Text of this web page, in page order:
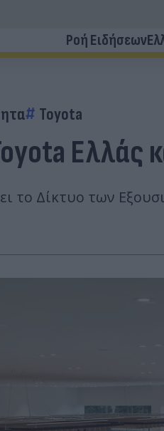
Ροή Ειδήσεων
Toyota
Ελλάς
το Δίκτυο των